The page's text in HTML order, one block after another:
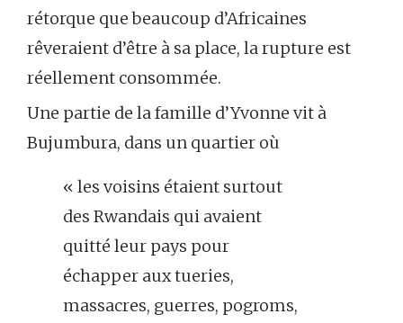
rétorque que beaucoup d’Africaines
rêveraient d’être à sa place, la rupture est
réellement consommée.
Une partie de la famille d’Yvonne vit à
Bujumbura, dans un quartier où
« les voisins étaient surtout
des Rwandais qui avaient
quitté leur pays pour
échapper aux tueries,
massacres, guerres, pogroms,